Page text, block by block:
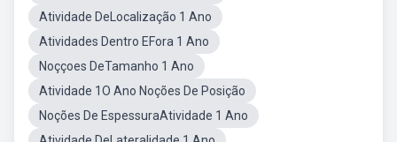
Atividade DeLocalização 1 Ano
Atividades Dentro EFora 1 Ano
Noççoes DeTamanho 1 Ano
Atividade 1O Ano Noções De Posição
Noções De EspessuraAtividade 1 Ano